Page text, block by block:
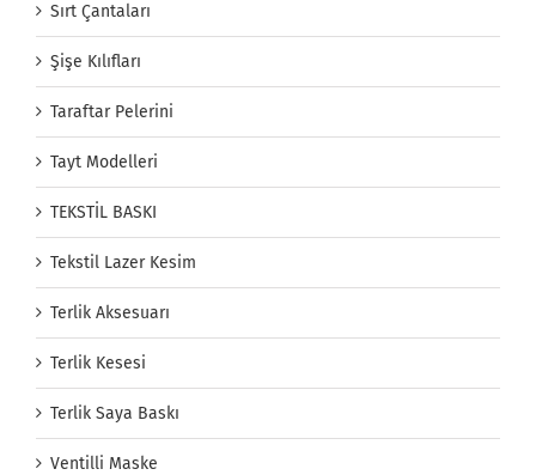
Sırt Çantaları
Şişe Kılıfları
Taraftar Pelerini
Tayt Modelleri
TEKSTİL BASKI
Tekstil Lazer Kesim
Terlik Aksesuarı
Terlik Kesesi
Terlik Saya Baskı
Ventilli Maske